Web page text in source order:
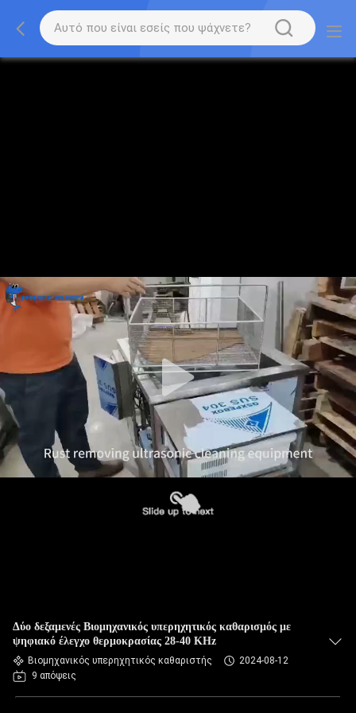
Δύο δεξαμενές Βιομηχανικός υπερηχητικός καθαρισμός με
ψηφιακό έλεγχο θερμοκρασίας 28-40 KHz
Βιομηχανικός υπερηχητικός καθαριστής
2024-08-12
9 απόψεις